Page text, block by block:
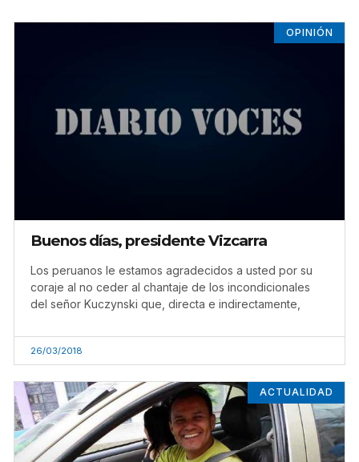
OPINIÓN
Buenos días, presidente Vizcarra
Los peruanos le estamos agradecidos a usted por su
coraje al no ceder al chantaje de los incondicionales
del señor Kuczynski que, directa e indirectamente,
26/03/2018
ACTUALIDAD